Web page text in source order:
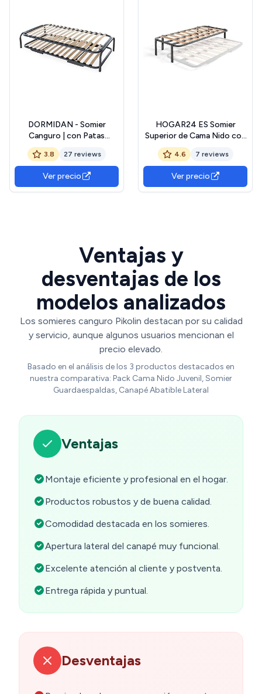
DORMIDAN - Somier
Canguro | con Patas
Incluidas | Cama Nido |
Arrastre con Ruedas |
Medida 105x180cm
3.8 27 reviews
Ver precio
HOGAR24 ES Somier
Superior de Cama Nido con
6 Patas, 90x190 cm
4.6 7 reviews
Ver precio
Ventajas y
desventajas de los
modelos analizados
Los somieres canguro Pikolin destacan por su calidad
y servicio, aunque algunos usuarios mencionan el
precio elevado.
Basado en el análisis de los 3 productos destacados en
nuestra comparativa: Pack Cama Nido Juvenil, Somier
Guardaespaldas, Canapé Abatible Lateral
Ventajas
Montaje eficiente y profesional en el hogar.
Productos robustos y de buena calidad.
Comodidad destacada en los somieres.
Apertura lateral del canapé muy funcional.
Excelente atención al cliente y postventa.
Entrega rápida y puntual.
Desventajas